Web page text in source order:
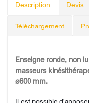
Description Devis
Téléchargement
Enseigne ronde, non
masseurs
ø600 mm.
Il est possible